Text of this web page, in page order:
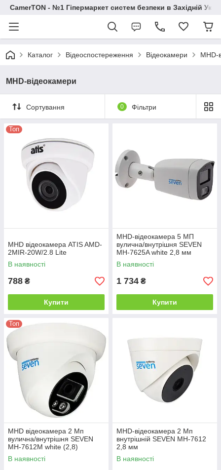
CamerTON - №1 Гіпермаркет систем безпеки в Західній
Каталог Відеоспостереження Відеокамери MHD-
MHD-відеокамери
Сортування 0 Фільтри
Топ
MHD відеокамера ATIS AMD-
2MIR-20W/2.8 Lite
В наявності
788 ₴
Купити
MHD-відеокамера 5 МП
вулична/внутрішня SEVEN
MH-7625A white 2,8 мм
В наявності
1 734 ₴
Купити
Топ
MHD відеокамера 2 Мп
вулична/внутрішня SEVEN
MH-7612M white (2,8)
В наявності
MHD-відеокамера 2 Мп
внутрішній SEVEN MH-7612
2,8 мм
В наявності